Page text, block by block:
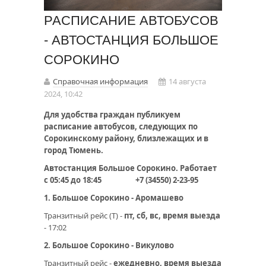
РАСПИСАНИЕ АВТОБУСОВ
- АВТОСТАНЦИЯ БОЛЬШОЕ
СОРОКИНО
Справочная информация
14 августа
2024, 10:42
Для удобства граждан публикуем
расписание автобусов, следующих по
Сорокинскому району, близлежащих и в
город Тюмень.
Автостанция Большое Сорокино. Работает
с 05:45 до 18:45 +7 (34550) 2-23-95
1. Большое Сорокино - Аромашево
Транзитный рейс (Т) - пт, сб, вс, время выезда
- 17:02
2. Большое Сорокино - Викулово
Транзитный рейс -ежедневно, время выезда